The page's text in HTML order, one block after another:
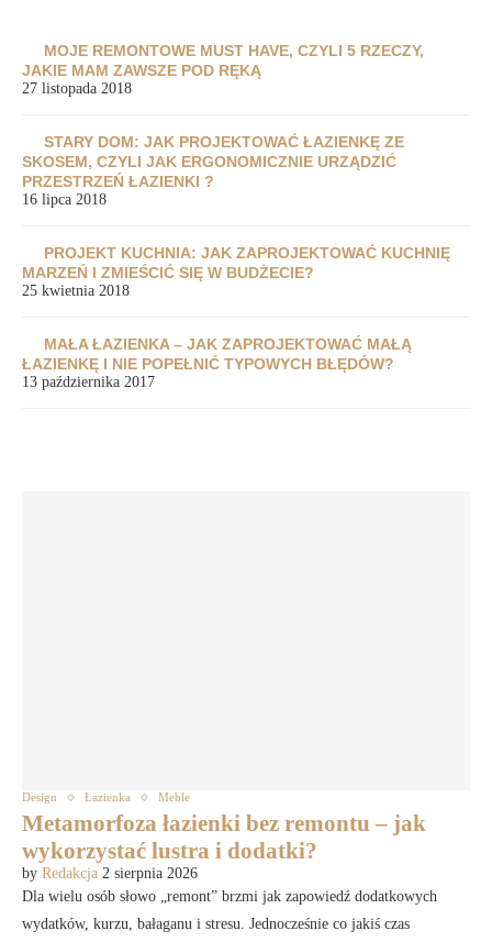
MOJE REMONTOWE MUST HAVE, CZYLI 5 RZECZY,
JAKIE MAM ZAWSZE POD RĘKĄ
27 listopada 2018
STARY DOM: JAK PROJEKTOWAĆ ŁAZIENKĘ ZE
SKOSEM, CZYLI JAK ERGONOMICZNIE URZĄDZIĆ
PRZESTRZEŃ ŁAZIENKI ?
16 lipca 2018
PROJEKT KUCHNIA: JAK ZAPROJEKTOWAĆ KUCHNIĘ
MARZEŃ I ZMIEŚCIĆ SIĘ W BUDŻECIE?
25 kwietnia 2018
MAŁA ŁAZIENKA – JAK ZAPROJEKTOWAĆ MAŁĄ
ŁAZIENKĘ I NIE POPEŁNIĆ TYPOWYCH BŁĘDÓW?
13 października 2017
Design Łazienka Meble
Metamorfoza łazienki bez remontu – jak
wykorzystać lustra i dodatki?
by Redakcja 2 sierpnia 2026
Dla wielu osób słowo „remont” brzmi jak zapowiedź dodatkowych
wydatków, kurzu, bałaganu i stresu. Jednocześnie co jakiś czas